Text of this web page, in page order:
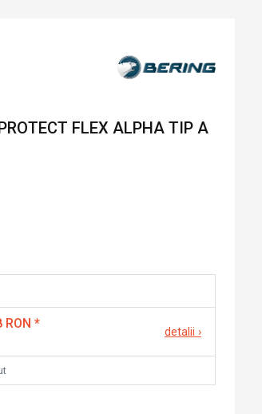
FLEX ALPHA TIP A
*
detalii ›